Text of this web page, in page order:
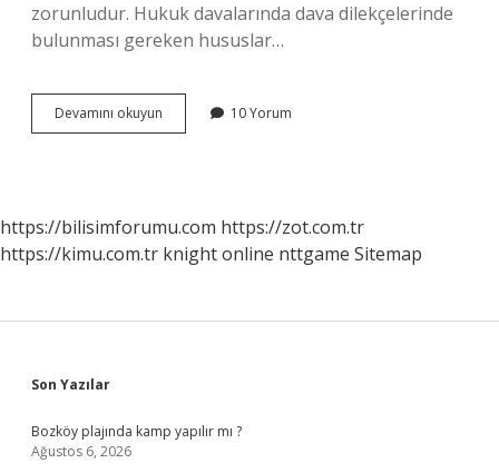
zorunludur. Hukuk davalarında dava dilekçelerinde
bulunması gereken hususlar…
Devamını okuyun Dilekçenin
Zorunlu
10 Yorum
https://bilisimforumu.com https://zot.com.tr
https://kimu.com.tr knight online nttgame Sitemap
Sidebar
Son Yazılar
Bozköy plajında kamp yapılır mı ?
Ağustos 6, 2026